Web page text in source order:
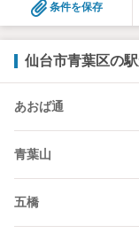
条件を保存
仙台市青葉区の
あおば通
青葉山
五橋